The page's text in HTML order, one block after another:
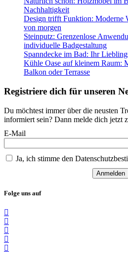
Nachhaltigkeit
Design trifft Funktion: Moderne
von morgen
Steinputz: Grenzenlose
individuelle Badgestaltung
Spanndecke im Bad: Ihr
Kühle Oase auf kleinem Raum:
Balkon oder Terrasse
Registriere dich für unseren
Du möchtest immer über die neusten
informiert sein? Dann melde dich jetzt
E-Mail
Ja, ich stimme den
Anmelden
Folge uns auf